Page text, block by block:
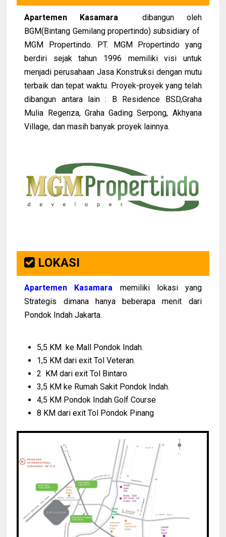
Apartemen Kasamara
dibangun oleh
BGM(Bintang Gemilang propertindo) subsidiary of
MGM Propertindo. PT. MGM Propertindo yang
berdiri sejak tahun 1996 memiliki visi untuk
menjadi perusahaan Jasa Konstruksi dengan mutu
terbaik dan tepat waktu. Proyek-proyek yang telah
dibangun antara lain : B Residence BSD,Graha
Mulia Regenza, Graha Gading Serpong, Akhyana
Village, dan masih banyak proyek lainnya.
LOKASI
Apartemen Kasamara memiliki lokasi yang
Strategis dimana hanya beberapa menit dari
Pondok Indah Jakarta.
5,5 KM ke Mall Pondok Indah.
1,5 KM dari exit Tol Veteran.
2 KM dari exit Tol Bintaro.
3,5 KM ke Rumah Sakit Pondok Indah.
4,5 KM Pondok Indah Golf Course
8 KM dari exit Tol Pondok Pinang